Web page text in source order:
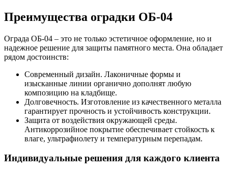
Преимущества оградки ОБ-04
Ограда ОБ-04 – это не только эстетичное оформление, но и
надежное решение для защиты памятного места. Она обладает
рядом достоинств:
Современный дизайн. Лаконичные формы и
изысканные линии органично дополнят любую
композицию на кладбище.
Долговечность. Изготовление из качественного металла
гарантирует прочность и устойчивость конструкции.
Защита от воздействия окружающей среды.
Антикоррозийное покрытие обеспечивает стойкость к
влаге, ультрафиолету и температурным перепадам.
Индивидуальные решения для каждого клиента